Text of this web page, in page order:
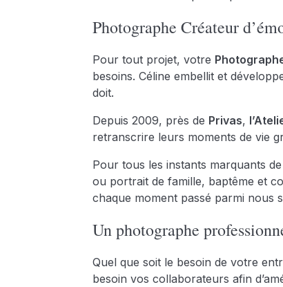
Photographe Créateur
Pour tout projet, votre
besoins. Céline embellit et
doit.
Depuis 2009, près de Privas,
retranscrire leurs moments de vie
Pour tous les instants marquants
ou portrait de famille, baptême et
chaque moment passé parmi nous
Un photographe
Quel que soit le besoin de votre
besoin vos collaborateurs afin